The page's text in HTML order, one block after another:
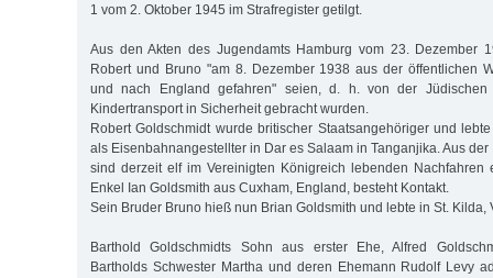
1 vom 2. Oktober 1945 im Strafregister getilgt.
Aus den Akten des Jugendamts Hamburg vom 23. Dezember
Robert und Bruno "am 8. Dezember 1938 aus der öffentlichen
und nach England gefahren" seien, d. h. von der Jüdischen
Kindertransport in Sicherheit gebracht wurden.
Robert Goldschmidt wurde britischer Staatsangehöriger und
als Eisenbahnangestellter in Dar es Salaam in Tanganjika. Aus
sind derzeit elf im Vereinigten Königreich lebenden Nachfahren
Enkel Ian Goldsmith aus Cuxham, England, besteht Kontakt.
Sein Bruder Bruno hieß nun Brian Goldsmith und lebte in St. Kilda,
Barthold Goldschmidts Sohn aus erster Ehe, Alfred
Bartholds Schwester Martha und deren Ehemann Rudolf Levy